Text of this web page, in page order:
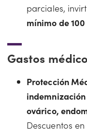
parciales,
mínimo de
Gastos
Protección
ovárico,
Descuentos